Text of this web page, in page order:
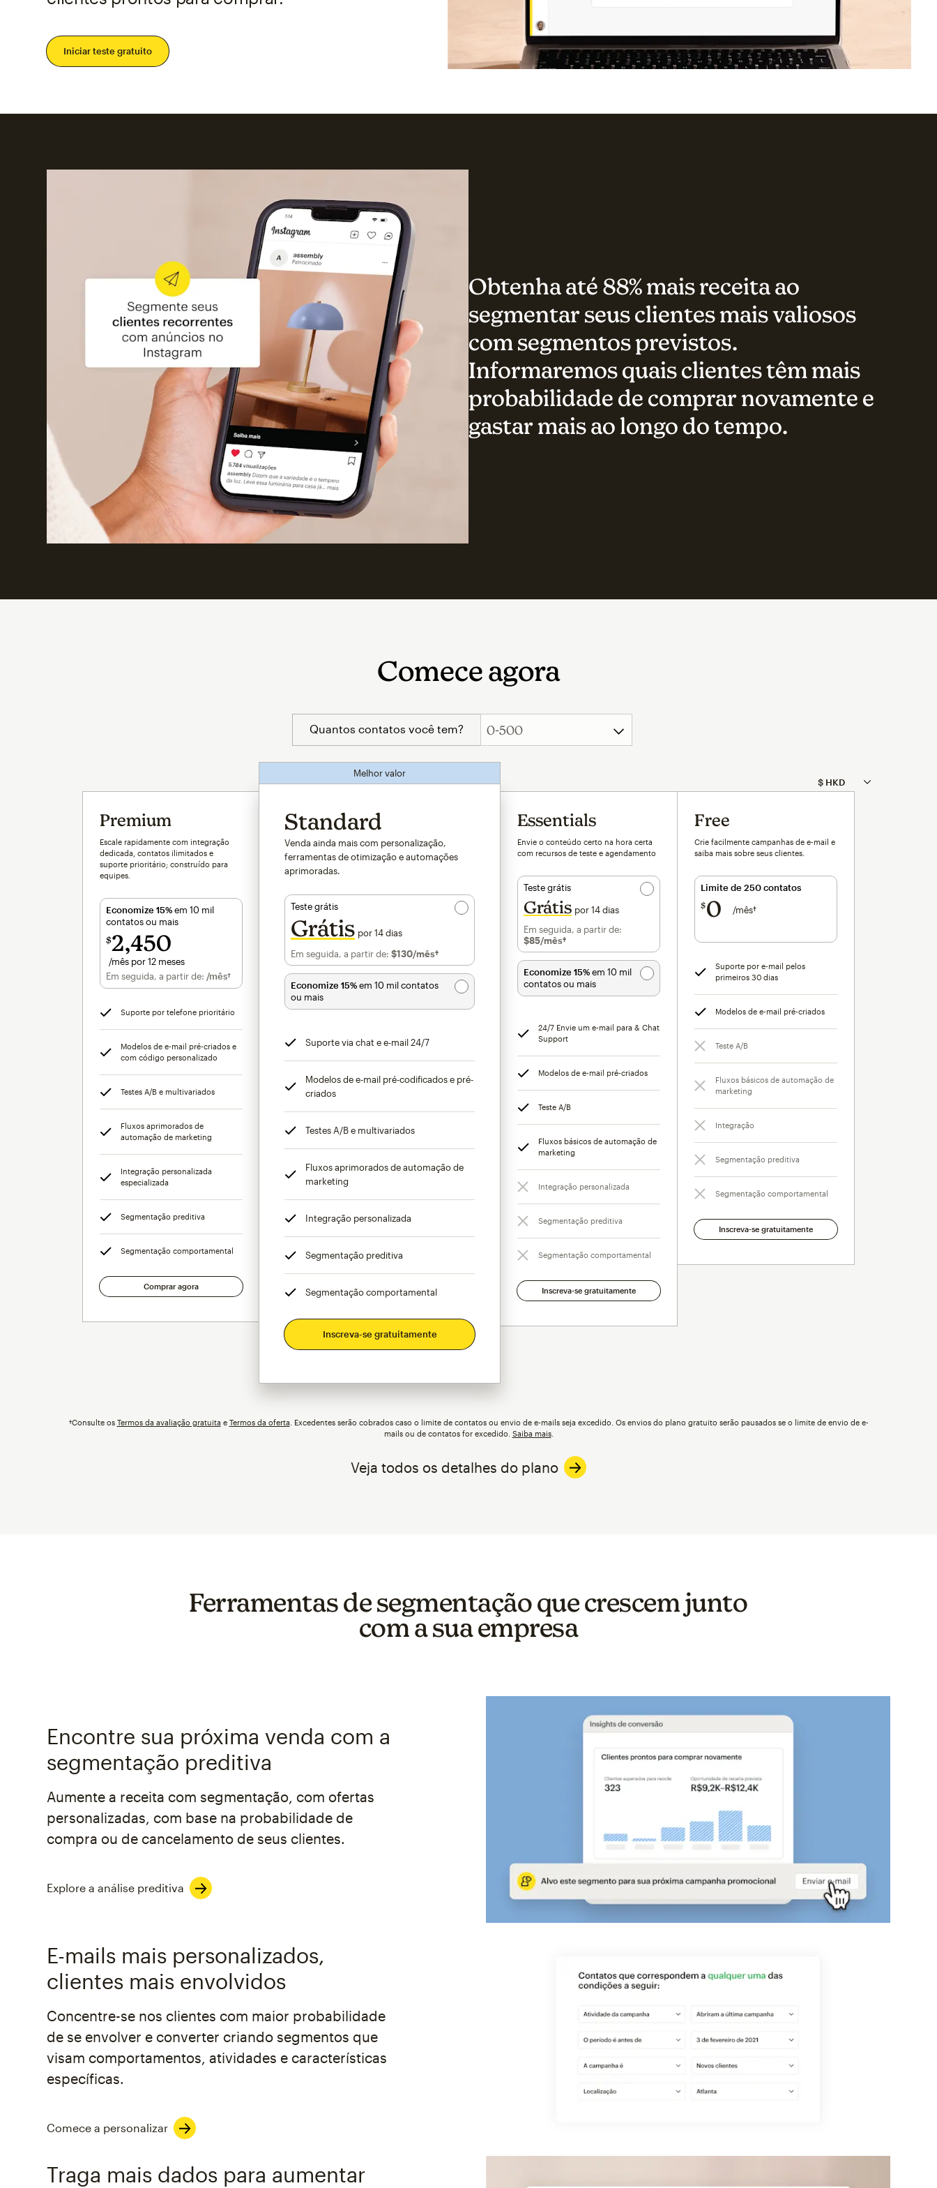
Iniciar teste gratuito
Obtenha até 88% mais receita ao
segmentar seus clientes mais valiosos
com segmentos previstos.
Informaremos quais clientes têm mais
probabilidade de comprar novamente e
gastar mais ao longo do tempo.
Comece agora
Quantos contatos você tem?
Premium
Escale rapidamente com integração
dedicada, contatos ilimitados e
suporte prioritário; construído para
equipes.
Economize 15%em 10 mil
contatos ou mais
$2,450
/mês por 12 meses
por mês por 12 meses
Em seguida, a partir de: /mês†
Suporte por telefone prioritário
Modelos de e-mail pré-criados e
com código personalizado
Testes A/B e multivariados
Fluxos aprimorados de
automação de marketing
Integração personalizada
especializada
Segmentação preditiva
Segmentação comportamental
Comprar agora
Melhor valor
Standard
Venda ainda mais com personalização,
ferramentas de otimização e automações
aprimoradas.
Teste grátis
Grátis por 14 dias
Em seguida, a partir de: $130/mês†
Economize 15%em 10 mil contatos
ou mais
Suporte via chat e e-mail 24/7
Modelos de e-mail pré-codificados e pré-
criados
Testes A/B e multivariados
Fluxos aprimorados de automação de
marketing
Integração personalizada
Segmentação preditiva
Segmentação comportamental
Inscreva-se gratuitamente
Essentials
Envie o conteúdo certo na hora certa
com recursos de teste e agendamento
Teste grátis
Grátis por 14 dias
Em seguida, a partir de:
$85/mês†
Economize 15%em 10 mil
contatos ou mais
24/7 Envie um e-mail para & Chat
Support
Modelos de e-mail pré-criados
Teste A/B
Fluxos básicos de automação de
marketing
Integração personalizada
Segmentação preditiva
Segmentação comportamental
Inscreva-se gratuitamente
Free
Crie facilmente campanhas de e-mail e
saiba mais sobre seus clientes.
Limite de 250 contatos
$ 0 /mês†por mês†
Suporte por e-mail pelos
primeiros 30 dias
Modelos de e-mail pré-criados
Teste A/B
Fluxos básicos de automação de
marketing
Integração
Segmentação preditiva
Segmentação comportamental
Inscreva-se gratuitamente
†Consulte os Termos da avaliação gratuita e Termos da oferta Excedentes serão cobrados caso o limite de contatos ou envio de e-mails seja excedido. Os envios do plano gratuito serão pausados se o limite de envio de e-
mails ou de contatos for excedido. Saiba mais.
Veja todos os detalhes do plano
Ferramentas de segmentação que crescem junto
com a sua empresa
Encontre sua próxima venda com a
segmentação preditiva
Aumente a receita com segmentação, com ofertas
personalizadas, com base na probabilidade de
compra ou de cancelamento de seus clientes.
Explore a análise preditiva
E-mails mais personalizados,
clientes mais envolvidos
Concentre-se nos clientes com maior probabilidade
de se envolver e converter criando segmentos que
visam comportamentos, atividades e características
específicas.
Comece a personalizar
Traga mais dados para aumentar